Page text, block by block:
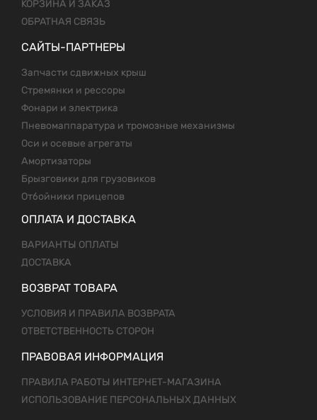
КОРЗИНА И ЗАКАЗ
ОБРАТНАЯ СВЯЗЬ
САЙТЫ-ПАРТНЕРЫ
Запчасти сдвижных крыш
Стремянки и рессоры
Фонари и электрика
Пневомаппаратура и тромозные механизмы
Оси и осевые агрегаты
Амортизаторы
Брызговики для грузовиков
Отбойники прицепов
ОПЛАТА И ДОСТАВКА
ВАРИАНТЫ ОПЛАТЫ
ДОСТАВКА
ВОЗВРАТ ТОВАРА
УСЛОВИЯ И ПРАВИЛА ВОЗВРАТА
ОТВЕТСТВЕННОСТЬ СТОРОН
ПРАВОВАЯ ИНФОРМАЦИЯ
ПРАВИЛА РАБОТЫ ИНТЕРНЕТ-МАГАЗИНА
ИСПОЛЬЗОВАНИЕ ПЕРСОНАЛЬНЫХ ДАННЫХ